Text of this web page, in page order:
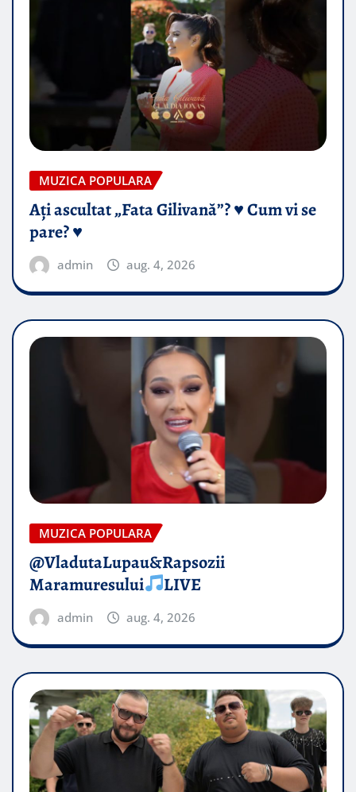
MUZICA POPULARA
Ați ascultat „Fata Gilivană”? ♥️ Cum vi se
pare? ♥️
admin aug. 4, 2026
MUZICA POPULARA
@VladutaLupau&Rapsozii
Maramuresului
LIVE
admin aug. 4, 2026